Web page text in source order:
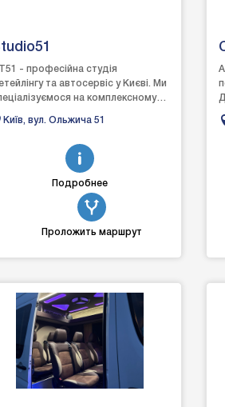
- професійна студія
та автосервіс у Києві. Ми
на комплексному
Вик...
Київ, вул. Ольжича 51
Подробнее
Проложить маршрут